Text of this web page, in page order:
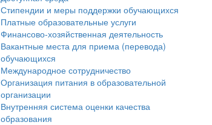
Стипендии и меры поддержки обучающихся
Платные образовательные услуги
Финансово-хозяйственная деятельность
Вакантные места для приема (перевода)
обучающихся
Международное сотрудничество
Организация питания в образовательной
организации
Внутренняя система оценки качества
образования